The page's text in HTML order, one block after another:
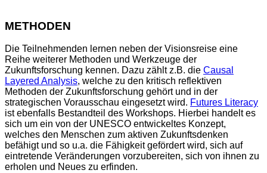
METHODEN
Die Teilnehmenden lernen neben der Visionsreise eine
Reihe weiterer Methoden und Werkzeuge der
Zukunftsforschung kennen. Dazu zählt z.B. die Causal
Layered Analysis, welche zu den kritisch reflektiven
Methoden der Zukunftsforschung gehört und in der
strategischen Vorausschau eingesetzt wird. Futures Literacy
ist ebenfalls Bestandteil des Workshops. Hierbei handelt es
sich um ein von der UNESCO entwickeltes Konzept,
welches den Menschen zum aktiven Zukunftsdenken
befähigt und so u.a. die Fähigkeit gefördert wird, sich auf
eintretende Veränderungen vorzubereiten, sich von ihnen zu
erholen und Neues zu erfinden.